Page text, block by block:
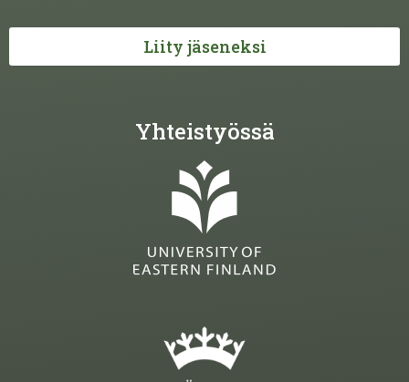
Liity jäseneksi
Yhteistyössä